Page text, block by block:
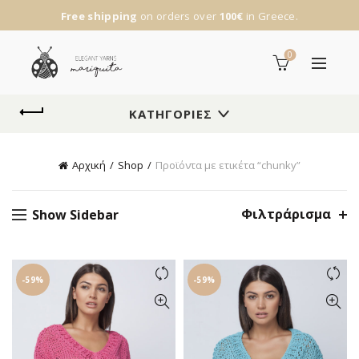
Free shipping on orders over 100€ in Greece.
0
ΚΑΤΗΓΟΡΊΕΣ
Αρχική Shop Προϊόντα με ετικέτα “chunky”
Show Sidebar Φιλτράρισμα
-59% -59%